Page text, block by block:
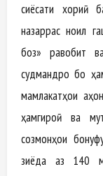
сиёсати хориҷӣ
назаррас ноил
боз» равобит
судмандро бо
мамлакатҳои
ҳамгироӣ ва
созмонҳои
зиёда аз 140